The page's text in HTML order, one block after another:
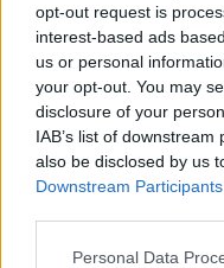
opt-out request is
interest-based ads
us or personal
your opt-out. You may
disclosure of your
IAB’s list of
also be disclosed by us
Downstream Participants
Please note that this
Personal Data
ΔΙΑΒΑΣΤΕ
Κόσμος|20.11.2021
Η Ευρώπη στο
και φόβοι για
– Η Αυστρία
lockdown – Τα
χώρες